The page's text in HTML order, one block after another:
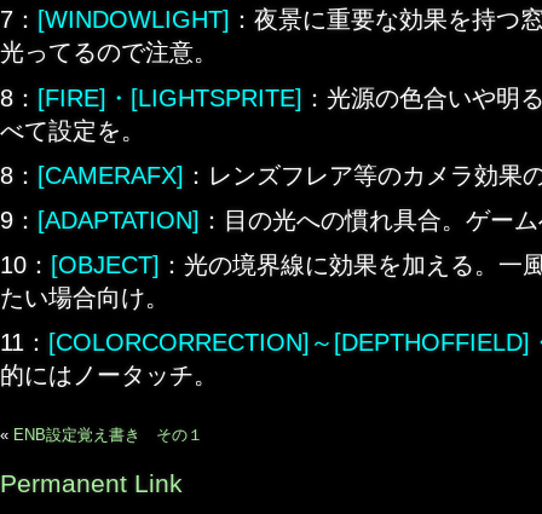
7： [WINDOWLIGHT] ：夜景に重要な効果を持つ
光ってるので注意。
8： [FIRE]・[LIGHTSPRITE] ：光源の色合いや明
べて設定を。
8： [CAMERAFX] ：レンズフレア等のカメラ効果
9： [ADAPTATION] ：目の光への慣れ具合。ゲー
10： [OBJECT] ：光の境界線に効果を加える。一
たい場合向け。
11： [COLORCORRECTION]～[DEPTHOFFIELD]
的にはノータッチ。
« ENB設定覚え書き その１
Permanent Link